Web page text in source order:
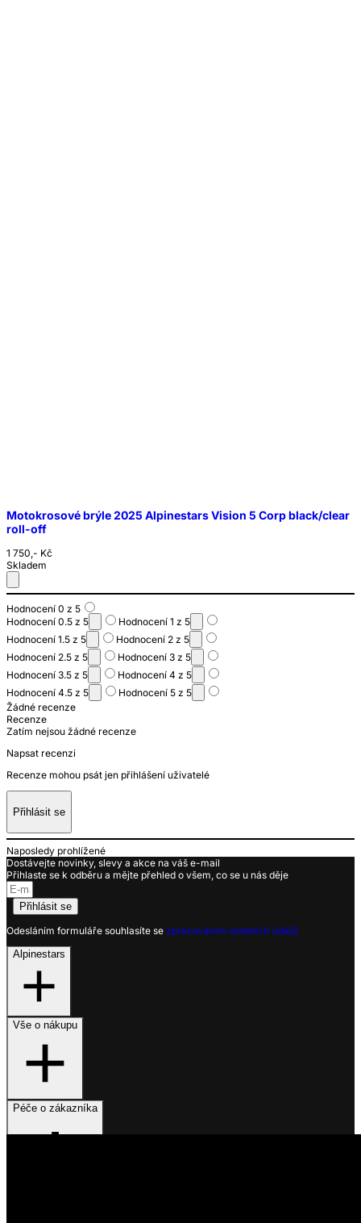
Motokrosové brýle 2025 Alpinestars Vision 5 Corp black/clear
roll-off
1 750,- Kč
Skladem
Hodnocení 0 z 5
Hodnocení 0.5 z 5
Hodnocení 1 z 5
Hodnocení 1.5 z 5
Hodnocení 2 z 5
Hodnocení 2.5 z 5
Hodnocení 3 z 5
Hodnocení 3.5 z 5
Hodnocení 4 z 5
Hodnocení 4.5 z 5
Hodnocení 5 z 5
Žádné recenze
Recenze
Zatím nejsou žádné recenze
Napsat recenzi
Recenze mohou psát jen přihlášení uživatelé
Přihlásit se
Naposledy prohlížené
Dostávejte novinky, slevy a akce na váš e-mail
Přihlaste se k odběru a mějte přehled o všem, co se u nás děje
Přihlásit se
Odesláním formuláře souhlasíte se zpracováním osobních údajů.
Alpinestars
Vše o nákupu
Péče o zákazníka